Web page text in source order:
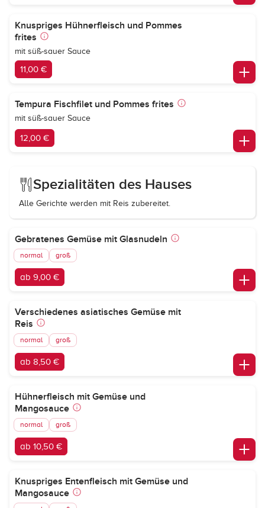
Knuspriges Hühnerfleisch und Pommes
frites
mit süß-sauer Sauce
11,00 €
Tempura Fischfilet und Pommes frites
mit süß-sauer Sauce
12,00 €
Spezialitäten des Hauses
Alle Gerichte werden mit Reis zubereitet.
Gebratenes Gemüse mit Glasnudeln
normal groß
ab 9,00 €
Verschiedenes asiatisches Gemüse mit
Reis
normal groß
ab 8,50 €
Hühnerfleisch mit Gemüse und
Mangosauce
normal groß
ab 10,50 €
Knuspriges Entenfleisch mit Gemüse und
Mangosauce